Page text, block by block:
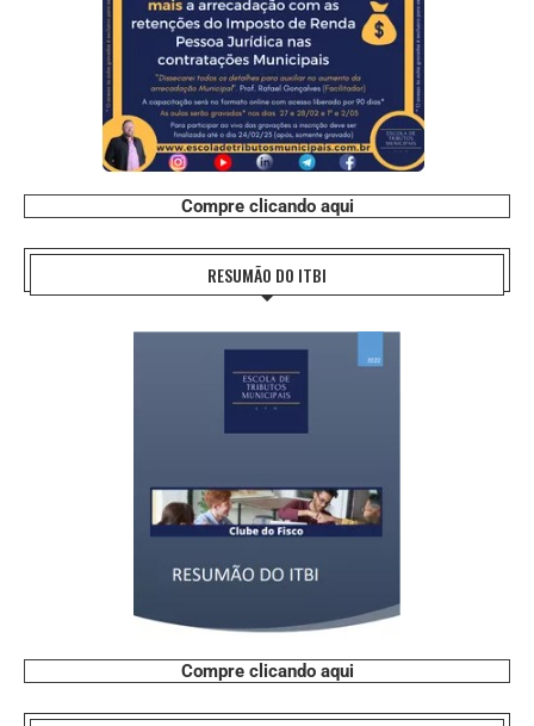
Compre clicando aqui
RESUMÃO DO ITBI
Compre clicando aqui